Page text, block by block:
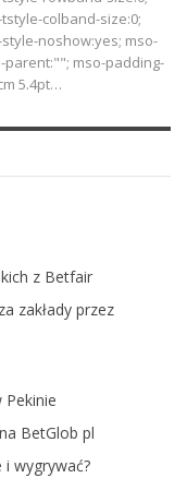
colband-size:0;
noshow:yes; mso-
parent:""; mso-padding-
5.4pt…
z Betfair
zakłady przez
BetGlob pl
i wygrywać?